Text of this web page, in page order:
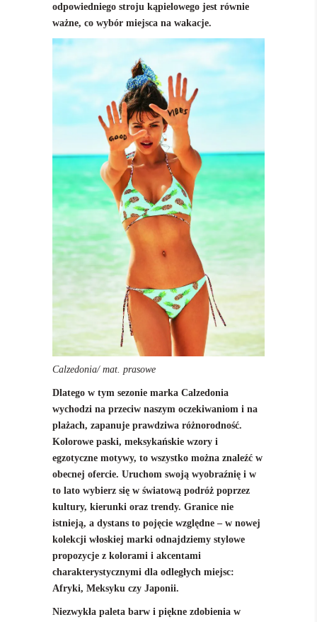
odpowiedniego stroju kąpielowego jest równie
ważne, co wybór miejsca na wakacje.
Calzedonia/ mat. prasowe
Dlatego w tym sezonie marka Calzedonia
wychodzi na przeciw naszym oczekiwaniom i na
plażach, zapanuje prawdziwa różnorodność.
Kolorowe paski, meksykańskie wzory i
egzotyczne motywy, to wszystko można znaleźć w
obecnej ofercie. Uruchom swoją wyobraźnię i w
to lato wybierz się w światową podróż poprzez
kultury, kierunki oraz trendy. Granice nie
istnieją, a dystans to pojęcie względne – w nowej
kolekcji włoskiej marki odnajdziemy stylowe
propozycje z kolorami i akcentami
charakterystycznymi dla odległych miejsc:
Afryki, Meksyku czy Japonii.
Niezwykła paleta barw i piękne zdobienia w